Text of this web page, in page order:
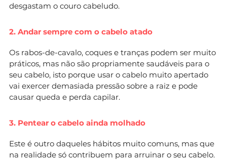
desgastam o couro cabeludo.
2. Andar sempre com o cabelo atado
Os rabos-de-cavalo, coques e tranças podem ser muito
práticos, mas não são propriamente saudáveis para o
seu cabelo, isto porque usar o cabelo muito apertado
vai exercer demasiada pressão sobre a raiz e pode
causar queda e perda capilar.
3. Pentear o cabelo ainda molhado
Este é outro daqueles hábitos muito comuns, mas que
na realidade só contribuem para arruinar o seu cabelo.